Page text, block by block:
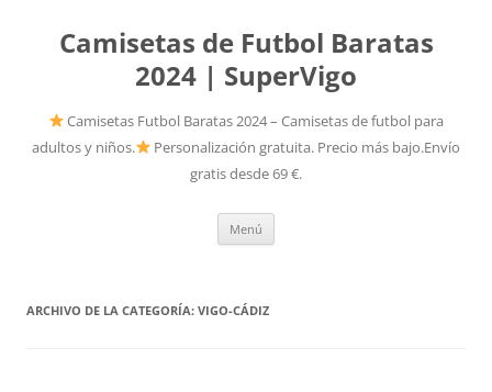
Camisetas de Futbol Baratas
2024 | SuperVigo
Camisetas Futbol Baratas 2024 – Camisetas de futbol para
adultos y niños.
Personalización gratuita. Precio más bajo.Envío
gratis desde 69 €.
Menú
ARCHIVO DE LA CATEGORÍA: VIGO-CÁDIZ